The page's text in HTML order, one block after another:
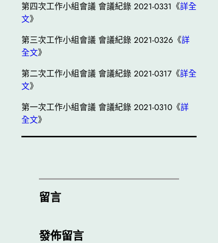
第四次工作小組會議 會議紀錄 2021-0331《詳全
文》
第三次工作小組會議 會議紀錄 2021-0326《詳
全文》
第二次工作小組會議 會議紀錄 2021-0317《詳全
文》
第一次工作小組會議 會議紀錄 2021-0310《詳
全文》
留言
發佈留言